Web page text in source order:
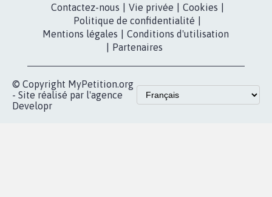
Contactez-nous
Vie privée Cookies
Politique de confidentialité
Mentions légales
Conditions d'utilisation
Partenaires
© Copyright MyPetition.org
- Site réalisé par l'agence
Developr